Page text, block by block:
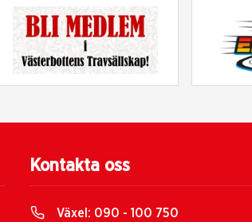
Kontakta oss
Växel: 090 - 100 750